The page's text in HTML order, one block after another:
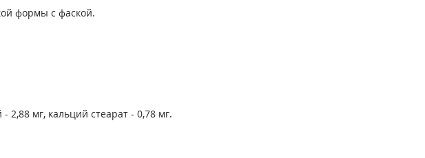
формы с фаской.
мг, кальций стеарат - 0,78 мг.